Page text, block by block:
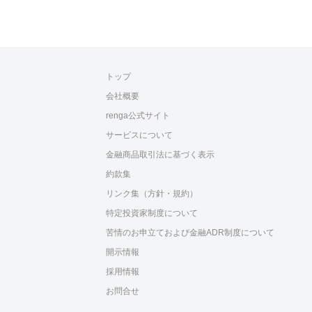
トップ
会社概要
renga公式サイト
サービスについて
金融商品取引法に基づく表示
約款集
リンク集（方針・規約）
特定投資家制度について
苦情のお申立ておよび金融ADR制度について
開示情報
採用情報
お問合せ